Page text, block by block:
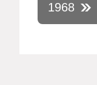
1968